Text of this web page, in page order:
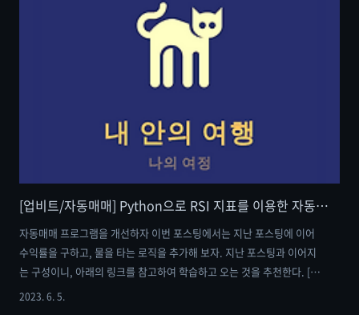
투자자가 매수와 매도를 하는 시점에서 과매수 구간인지, 과매도 구간인
지를 판단할 수 있게 도와주는 보조 지표이다. 이번 포스팅에서는 해당
me-in-journey.com - 조건 설정 - RSI 지수가 70 이상일 때, 일부만 매
[업비트/자동매매] Python으로 RSI 지표를 이용한 자동매매 프로그램 만들기 (3)
자동매매 프로그램을 개선하자 이번 포스팅에서는 지난 포스팅에 이어
수익률을 구하고, 물을 타는 로직을 추가해 보자. 지난 포스팅과 이어지
는 구성이니, 아래의 링크를 참고하여 학습하고 오는 것을 추천한다. [업
비트/자동매매] Python으로 RSI 지표를 이용한 자동매매 프로그램 만
2023. 6. 5.